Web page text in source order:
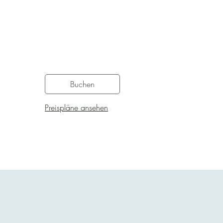
E-Mail zugeschickt.
Buchen
Preispläne ansehen